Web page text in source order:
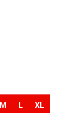
M L XL